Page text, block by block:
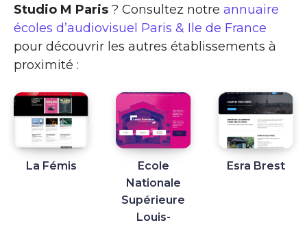
Studio M Paris ? Consultez notre annuaire
écoles d’audiovisuel Paris & Ile de France
pour découvrir les autres établissements à
proximité :
La Fémis
Ecole
Nationale
Supérieure
Louis-
Esra Brest